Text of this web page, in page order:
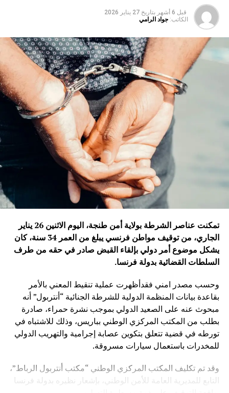
قبل 6 أشهر بتاريخ 27 يناير 2026
الكاتب: جواد الرامي
تمكنت عناصر الشرطة بولاية أمن طنجة، اليوم الاثنين 26 يناير
الجاري، من توقيف مواطن فرنسي يبلغ من العمر 34 سنة، كان
يشكل موضوع أمر دولي بإلقاء القبض صادر في حقه من طرف
السلطات القضائية بدولة فرنسا.
وحسب مصدر امني فقدأظهرت عملية تنقيط المعني بالأمر
بقاعدة بيانات المنظمة الدولية للشرطة الجنائية “أنتربول” أنه
مبحوث عنه على الصعيد الدولي بموجب نشرة حمراء، صادرة
بطلب من المكتب المركزي الوطني بباريس، وذلك للاشتباه في
تورطه في قضية تتعلق بتكوين عصابة إجرامية والتهريب الدولي
للمخدرات باستعمال سيارات مسروقة.
وقد تم تكليف المكتب المركزي الوطني “مكتب أنتربول الرباط”،
التابع للمديرية العامة للأمن الوطني، بإشعار نظيره بدولة فرنسا